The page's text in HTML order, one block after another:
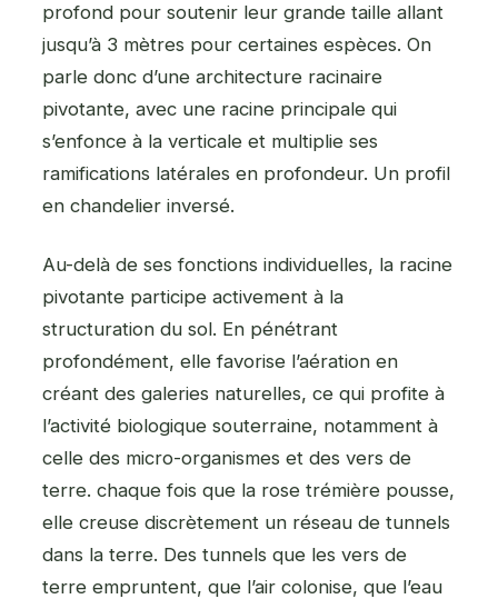
profond pour soutenir leur grande taille allant
jusqu’à 3 mètres pour certaines espèces. On
parle donc d’une architecture racinaire
pivotante, avec une racine principale qui
s’enfonce à la verticale et multiplie ses
ramifications latérales en profondeur. Un profil
en chandelier inversé.
Au-delà de ses fonctions individuelles, la racine
pivotante participe activement à la
structuration du sol. En pénétrant
profondément, elle favorise l’aération en
créant des galeries naturelles, ce qui profite à
l’activité biologique souterraine, notamment à
celle des micro-organismes et des vers de
terre. chaque fois que la rose trémière pousse,
elle creuse discrètement un réseau de tunnels
dans la terre. Des tunnels que les vers de
terre empruntent, que l’air colonise, que l’eau